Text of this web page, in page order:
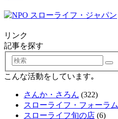
リンク
記事を探す
検
索
こんな活動をしています｡
さんか・さろん (322)
スローライフ・フォーラム
スローライフ旬の店 (6)